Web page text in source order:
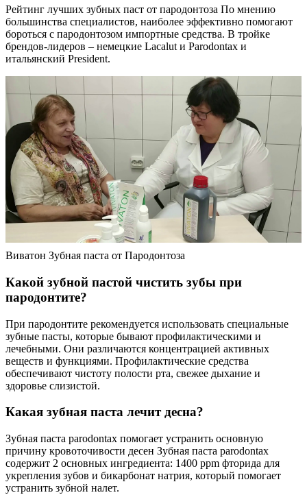
Рейтинг лучших зубных паст от пародонтоза По мнению
большинства специалистов, наиболее эффективно помогают
бороться с пародонтозом импортные средства. В тройке
брендов-лидеров – немецкие Lacalut и Parodontax и
итальянский President.
Виватон Зубная паста от Пародонтоза
Какой зубной пастой чистить зубы при
пародонтите?
При пародонтите рекомендуется использовать специальные
зубные пасты, которые бывают профилактическими и
лечебными. Они различаются концентрацией активных
веществ и функциями. Профилактические средства
обеспечивают чистоту полости рта, свежее дыхание и
здоровье слизистой.
Какая зубная паста лечит десна?
Зубная паста parodontax помогает устранить основную
причину кровоточивости десен Зубная паста parodontax
содержит 2 основных ингредиента: 1400 ppm фторида для
укрепления зубов и бикарбонат натрия, который помогает
устранить зубной налет.